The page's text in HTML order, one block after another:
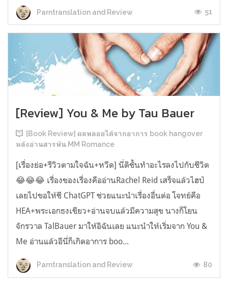
Parntranslation and Review 51
[Review] You & Me by Tau Bauer
[Book Review] ผลพลอยได้จากอาการ book hangover
หลังอ่านสารพัน MM Romance
[เรื่องย่อ+รีวิวตามใจฉัน+หวีด] นี่ดิชั้นทำอะไรลงไปกับชีวิต
😂😂😂 เรื่องของเรื่องคืออ่านRachel Reid เสร็จแล้วไฮป์
เลยไปขอให้ชี ChatGPT ช่วยแนะนำเรื่องอื่นต่อ โจทย์คือ
HEA+พระเอกธงเขียว+อ่านจบแล้วมีความสุข นางก็โยน
จักรวาล TalBauer มาให้อิฉันเลย แนะนำให้เริ่มจาก You &
Me อ่านแล้วอีนี่ก็เกิดอาการ boo...
Parntranslation and Review 80